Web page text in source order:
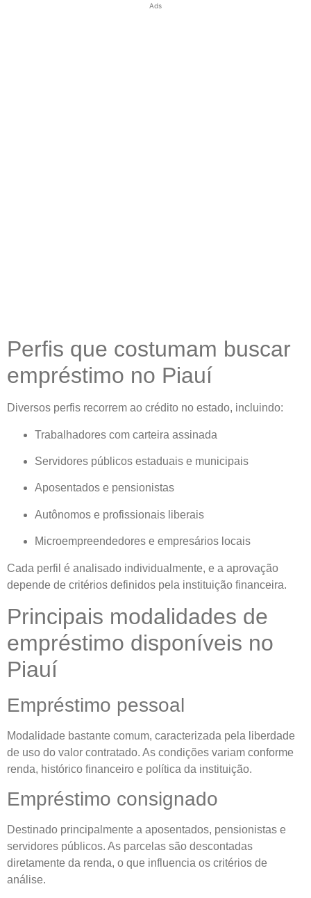
Ads
Perfis que costumam buscar
empréstimo no Piauí
Diversos perfis recorrem ao crédito no estado, incluindo:
Trabalhadores com carteira assinada
Servidores públicos estaduais e municipais
Aposentados e pensionistas
Autônomos e profissionais liberais
Microempreendedores e empresários locais
Cada perfil é analisado individualmente, e a aprovação
depende de critérios definidos pela instituição financeira.
Principais modalidades de
empréstimo disponíveis no
Piauí
Empréstimo pessoal
Modalidade bastante comum, caracterizada pela liberdade
de uso do valor contratado. As condições variam conforme
renda, histórico financeiro e política da instituição.
Empréstimo consignado
Destinado principalmente a aposentados, pensionistas e
servidores públicos. As parcelas são descontadas
diretamente da renda, o que influencia os critérios de
análise.